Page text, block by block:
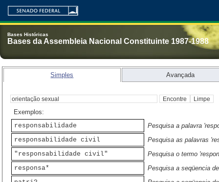
Bases Históricas
Bases da Assembleia Nacional Constituinte 1987-1988
Simples Avançada
Exemplos:
responsabilidade
Pesquisa a palavra
responsabilidade civil
Pesquisa as palavras
"responsabilidade civil"
Pesquisa o termo
responsa*
Pesquisa a seqüencia